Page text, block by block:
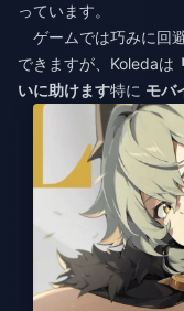
っています。
ゲームでは巧みに回
できますが、Koledaは
いに助けます特に モバ